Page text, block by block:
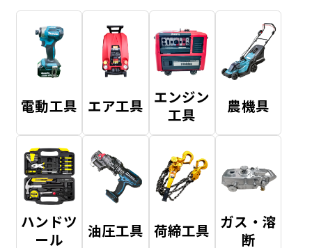
電動工具 エア工具 エンジン
工具
農機具
ハンドツ
ール
油圧工具 荷締工具 ガス・溶
断